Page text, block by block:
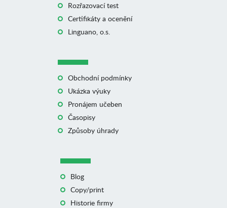
Rozřazovací test
Certifikáty a ocenění
Linguano, o.s.
Obchodní podmínky
Ukázka výuky
Pronájem učeben
Časopisy
Způsoby úhrady
Blog
Copy/print
Historie firmy